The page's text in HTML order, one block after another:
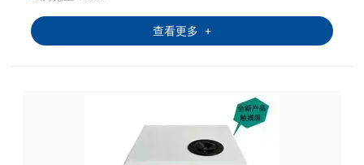
传感与可选恒温控制组件，兼顾操作便捷性与测量准确性，
为折射率与糖度检测提供可靠解决方案。
查看更多 +